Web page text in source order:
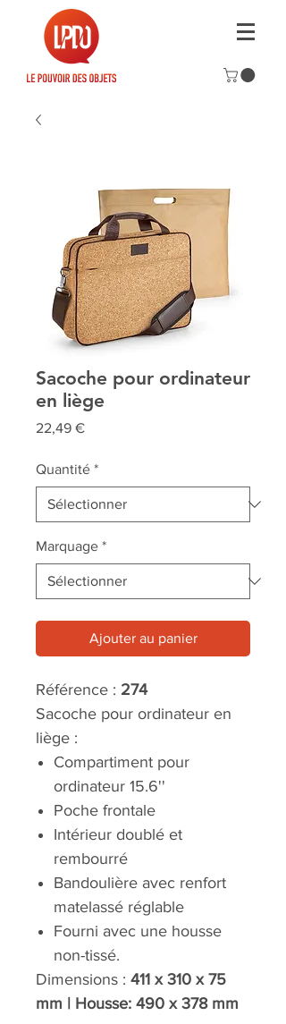
Sacoche pour ordinateur
en liège
22,49 €Prix
Quantité *
Marquage *
Ajouter au panier
Référence : 274
Sacoche pour ordinateur en
liège :
Compartiment pour
ordinateur 15.6''
Poche frontale
Intérieur doublé et
rembourré
Bandoulière avec renfort
matelassé réglable
Fourni avec une housse
non-tissé.
Dimensions : 411 x 310 x 75
mm | Housse: 490 x 378 mm